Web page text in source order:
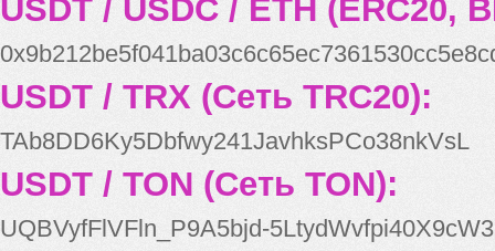
USDT / USDC / ETH (ERC20,
USDT / TRX (Сеть TRC20):
TAb8DD6Ky5Dbfwy241JavhksPCo38nkVsL
USDT / TON (Сеть TON):
UQBVyfFlVFln_P9A5bjd-